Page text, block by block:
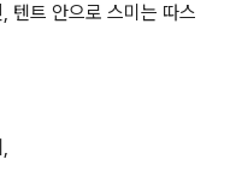
텐트 안으로 스미는 따스